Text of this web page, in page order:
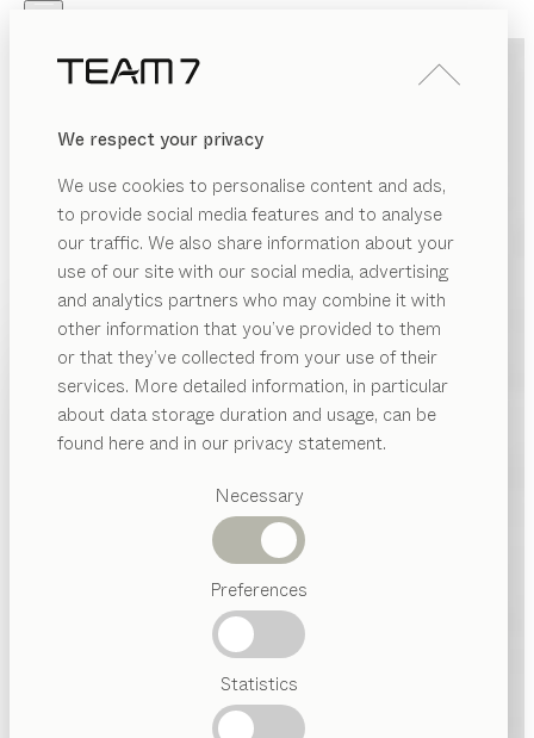
We respect your privacy
We use cookies to personalise content and ads,
to provide social media features and to analyse
our traffic. We also share information about your
use of our site with our social media, advertising
and analytics partners who may combine it with
other information that you’ve provided to them
or that they’ve collected from your use of their
services. More detailed information, in particular
about data storage duration and usage, can be
found here and in our privacy statement.
Necessary
Preferences
Statistics
PRODUITS
INSPIRATION
REVENDEUR
Catégories
suggérées
Artisanat
Autrichien
PRODUITS
INSPIRATION
QUI SOMMES-NOUS
REVENDEUR